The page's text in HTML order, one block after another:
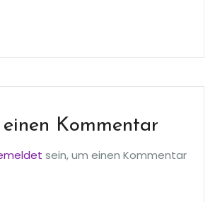
einen Kommentar
sein, um einen Kommentar